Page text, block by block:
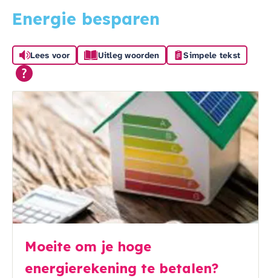
Energie besparen
Lees voor Uitleg woorden Simpele tekst
Moeite om je hoge
energierekening te betalen?